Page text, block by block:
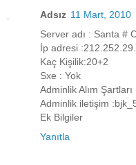
Adsız 11 Mart, 2010
Server adı : Santa #
İp adresi
Kaç Kişilik:20+2
Sxe : Yok
Adminlik Alım
Adminlik iletişim
Ek Bilgiler
Yanıtla